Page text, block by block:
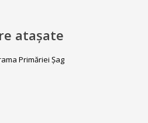
atașate
Primăriei Șag